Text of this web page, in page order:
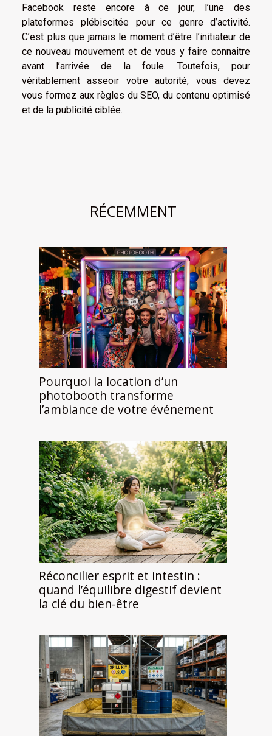
Facebook reste encore à ce jour, l’une des
plateformes plébiscitée pour ce genre d’activité.
C’est plus que jamais le moment d’être l’initiateur de
ce nouveau mouvement et de vous y faire connaitre
avant l’arrivée de la foule. Toutefois, pour
véritablement asseoir votre autorité, vous devez
vous formez aux règles du SEO, du contenu optimisé
et de la publicité ciblée.
RÉCEMMENT
Pourquoi la location d’un
photobooth transforme
l’ambiance de votre événement
Réconcilier esprit et intestin :
quand l’équilibre digestif devient
la clé du bien-être